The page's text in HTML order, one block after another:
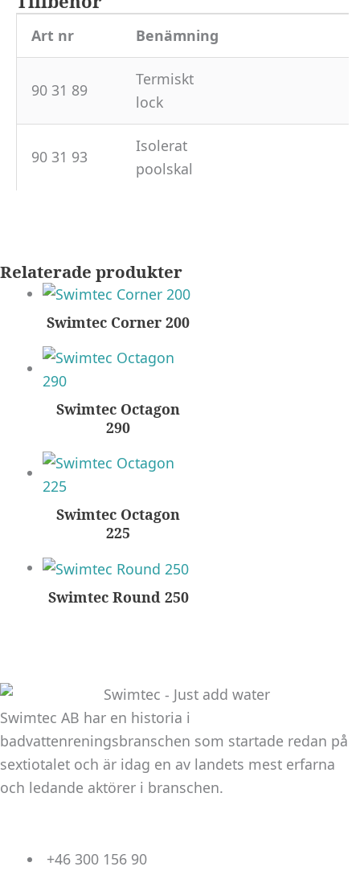
Art nr Benämning
90 31 89
Termiskt
lock
90 31 93
Isolerat
poolskal
Relaterade produkter
Swimtec Corner 200
Swimtec Octagon
290
Swimtec Octagon
225
Swimtec Round 250
Swimtec AB har en historia i
badvattenreningsbranschen som startade redan på
sextiotalet och är idag en av landets mest erfarna
och ledande aktörer i branschen.
+46 300 156 90